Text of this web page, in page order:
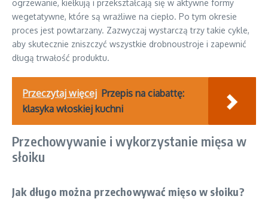
ogrzewanie, kiełkują i przekształcają się w aktywne formy
wegetatywne, które są wrażliwe na ciepło. Po tym okresie
proces jest powtarzany. Zazwyczaj wystarczą trzy takie cykle,
aby skutecznie zniszczyć wszystkie drobnoustroje i zapewnić
długą trwałość produktu.
Przeczytaj więcej Przepis na ciabattę:
klasyka włoskiej kuchni
Przechowywanie i wykorzystanie mięsa w
słoiku
Jak długo można przechowywać mięso w słoiku?